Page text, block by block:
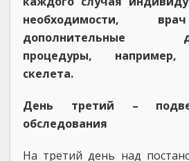
необходимости,
дополнительные
процедуры, например,
скелета.
День третий –
обследования
На третий день над